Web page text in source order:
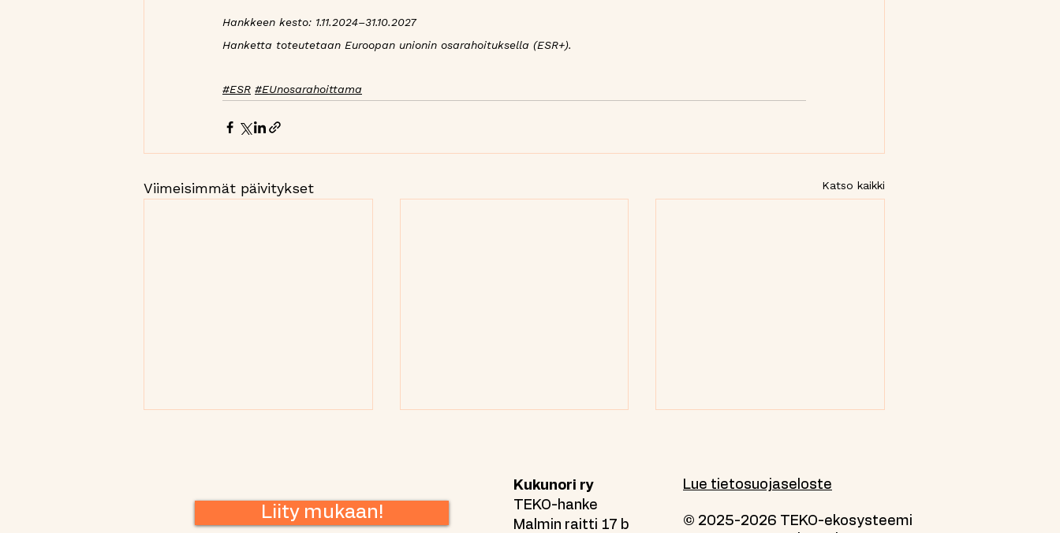
Hankkeen kesto: 1.11.2024–31.10.2027
Hanketta toteutetaan Euroopan unionin osarahoituksella (ESR+).
#ESR #EUnosarahoittama
Viimeisimmät päivitykset Katso kaikki
Liity mukaan!
Kukunori ry
TEKO-hanke
Malmin raitti 17 b
Lue tietosuojaseloste
© 2025-2026 TEKO-ekosysteemi